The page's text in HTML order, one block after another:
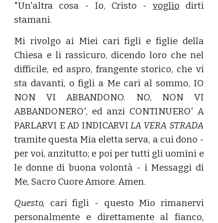
"Un'altra cosa - Io, Cristo - voglio dirti
stamani.
Mi rivolgo ai Miei cari figli e figlie della
Chiesa e li rassicuro, dicendo loro che nel
difficile, ed aspro, frangente storico, che vi
sta davanti, o figli a Me cari al sommo, IO
NON VI ABBANDONO. NO, NON VI
ABBANDONERO', ed anzi CONTINUERO' A
PARLARVI E AD INDICARVI LA VERA STRADA
tramite questa Mia eletta serva, a cui dono -
per voi, anzitutto; e poi per tutti gli uomini e
le donne di buona volontà - i Messaggi di
Me, Sacro Cuore Amore. Amen.
Questo, cari figli - questo Mio rimanervi
personalmente e direttamente al fianco,